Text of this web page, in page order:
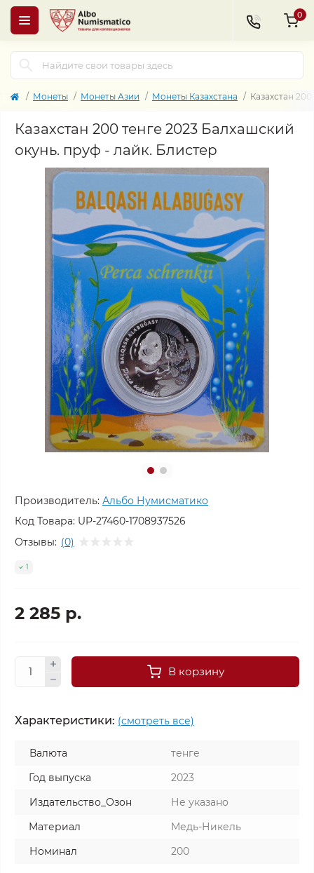
0
Монеты Монеты Азии Монеты Казахстана Казахстан
Казахстан 200 тенге 2023 Балхашский
окунь. пруф - лайк. Блистер
Производитель: Альбо Нумисматико
Код Товара: UP-27460-1708937526
Отзывы: (0)
1
2 285 р.
В корзину
Характеристики: (смотреть все)
Валюта
тенге
Год выпуска
2023
Издательство_Озон
Не указано
Материал
Медь-Никель
Номинал
200